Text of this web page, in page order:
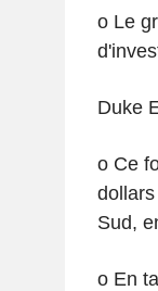
o Le
Duke
o Ce
Sud,
o En